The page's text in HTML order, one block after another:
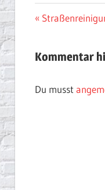
Vorheriger
Kommentar
Du musst